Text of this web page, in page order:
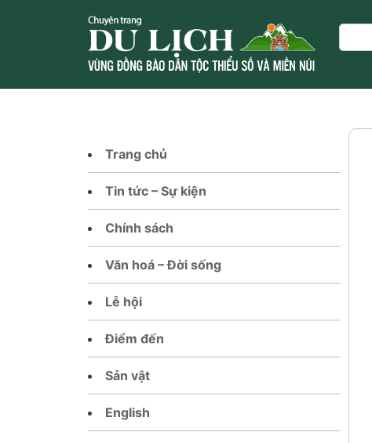
Search
Trang chủ
Tin tức – Sự kiện
Chính sách
Văn hoá – Đời sống
Lễ hội
Điểm đến
Sản vật
English